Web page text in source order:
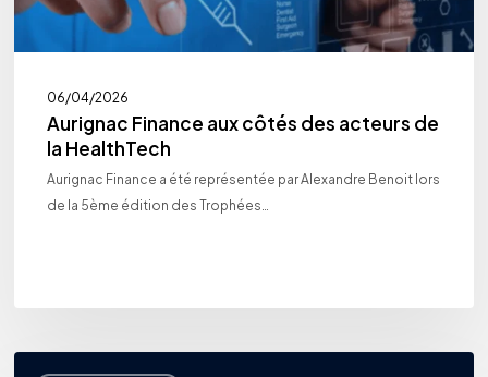
06/04/2026
Aurignac Finance aux côtés des acteurs de
la HealthTech
Aurignac Finance a été représentée par Alexandre Benoit lors
de la 5ème édition des Trophées…